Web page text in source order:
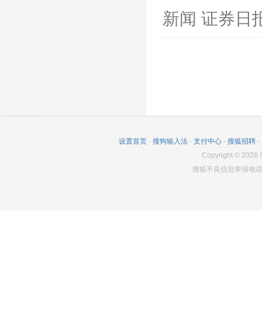
新闻 证券日
设置首页 - 搜狗输入法 - 支付中心 - 搜狐招聘 -
Copyright © 2026
搜狐不良信息举报电